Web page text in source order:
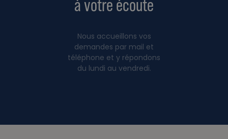
à votre écoute
Nous accueillons vos
demandes par mail et
téléphone et y répondons
du lundi au vendredi.